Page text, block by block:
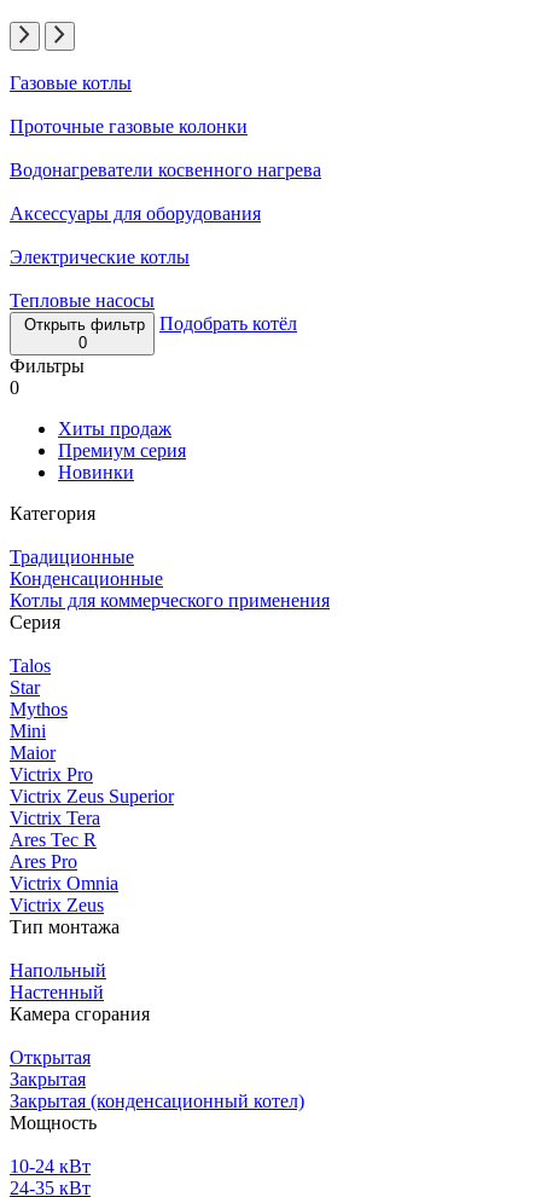
Газовые котлы
Проточные газовые колонки
Водонагреватели косвенного нагрева
Аксессуары для оборудования
Электрические котлы
Тепловые насосы
Открыть фильтр
0
Подобрать котёл
Фильтры
0
Хиты продаж
Премиум серия
Новинки
Категория
Традиционные
Конденсационные
Котлы для коммерческого применения
Серия
Talos
Star
Mythos
Mini
Maior
Victrix Pro
Victrix Zeus Superior
Victrix Tera
Ares Tec R
Ares Pro
Victrix Omnia
Victrix Zeus
Тип монтажа
Напольный
Настенный
Камера сгорания
Открытая
Закрытая
Закрытая (конденсационный котел)
Мощность
10-24 кВт
24-35 кВт